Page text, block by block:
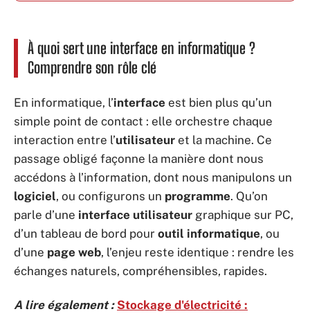
À quoi sert une interface en informatique ?
Comprendre son rôle clé
En informatique, l’interface est bien plus qu’un
simple point de contact : elle orchestre chaque
interaction entre l’utilisateur et la machine. Ce
passage obligé façonne la manière dont nous
accédons à l’information, dont nous manipulons un
logiciel, ou configurons un programme. Qu’on
parle d’une interface utilisateur graphique sur PC,
d’un tableau de bord pour outil informatique, ou
d’une page web, l’enjeu reste identique : rendre les
échanges naturels, compréhensibles, rapides.
A lire également : Stockage d'électricité :